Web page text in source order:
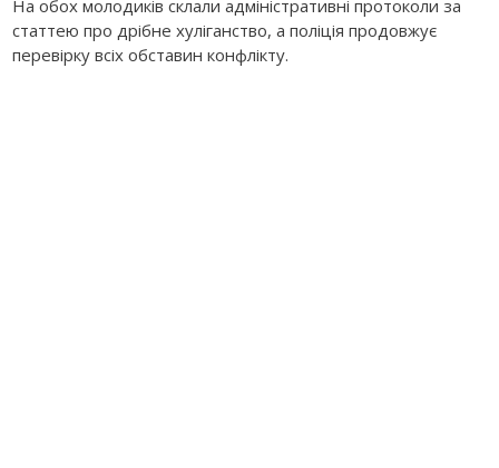
На обох молодиків склали адміністративні протоколи за
статтею про дрібне хуліганство, а поліція продовжує
перевірку всіх обставин конфлікту.